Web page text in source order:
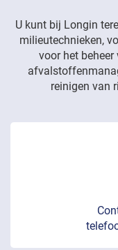
U kunt bij Longin
milieutechnieken,
voor het
reinigen van